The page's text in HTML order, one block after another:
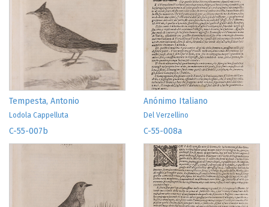
Tempesta, Antonio
Lodola Cappelluta
Anónimo Italiano
Del Verzellino
C-55-007b C-55-008a